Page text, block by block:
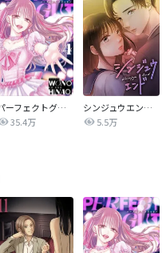
パーフェクトグリッター
35.4万
シンジュウエンド【タテヨミ】
5.5万